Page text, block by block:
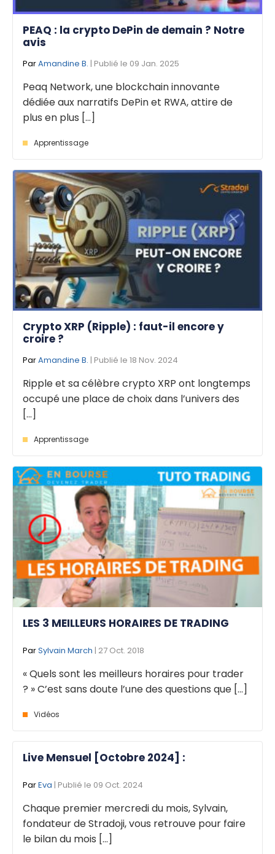
PEAQ : la crypto DePin de demain ? Notre
avis
ParAmandine B. | Publié le 09 Jan. 2025
Peaq Network, une blockchain innovante
dédiée aux narratifs DePin et RWA, attire de
plus en plus [...]
Apprentissage
Crypto XRP (Ripple) : faut-il encore y
croire ?
ParAmandine B. | Publié le 18 Nov. 2024
Ripple et sa célèbre crypto XRP ont longtemps
occupé une place de choix dans l’univers des
[...]
Apprentissage
LES 3 MEILLEURS HORAIRES DE TRADING
ParSylvain March | 27 Oct. 2018
« Quels sont les meilleurs horaires pour trader
? » C’est sans doute l’une des questions que [...]
Vidéos
Live Mensuel [Octobre 2024] :
ParEva | Publié le 09 Oct. 2024
Chaque premier mercredi du mois, Sylvain,
fondateur de Stradoji, vous retrouve pour faire
le bilan du mois [...]